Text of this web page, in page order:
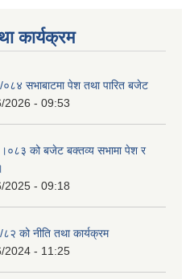
कार्यक्रम
सभाबाटमा पेश तथा पारित बजेट
2026 - 09:53
को बजेट बक्तव्य सभामा पेश र
2025 - 09:18
को नीति तथा कार्यक्रम
2024 - 11:25